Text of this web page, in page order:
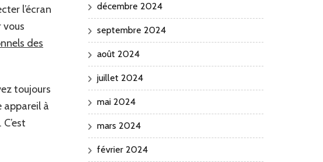
l’écran
vous
des
toujours
appareil à
décembre 2024
septembre 2024
août 2024
juillet 2024
mai 2024
mars 2024
février 2024